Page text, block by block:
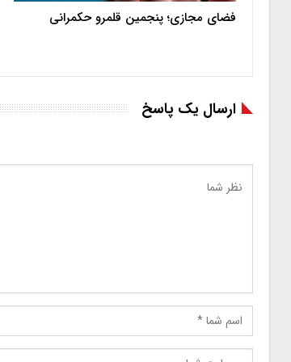
فضای مجازی؛ پنجمین قلمرو حکمرانی
ارسال یک پاسخ